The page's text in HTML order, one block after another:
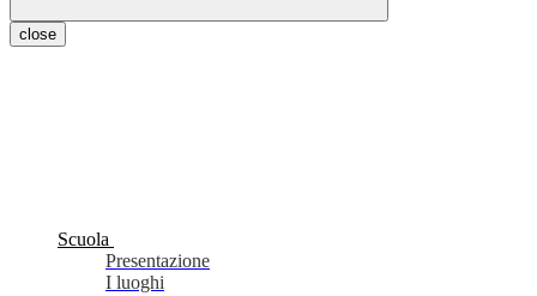
close
Scuola
Presentazione
I luoghi